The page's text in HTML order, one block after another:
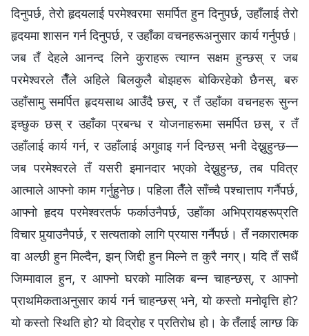
दिनुपर्छ, तेरो हृदयलाई परमेश्‍वरमा समर्पित हुन दिनुपर्छ, उहाँलाई तेरो
हृदयमा शासन गर्न दिनुपर्छ, र उहाँका वचनहरूअनुसार कार्य गर्नुपर्छ।
जब तँ देहले आनन्द लिने कुराहरू त्याग्न सक्षम हुन्छस् र जब
परमेश्‍वरले तैँले अहिले बिलकुलै बोझहरू बोकिरहेको छैनस्, बरु
उहाँसामु समर्पित हृदयसाथ आउँदै छस्, र तँ उहाँका वचनहरू सुन्न
इच्छुक छस् र उहाँका प्रबन्ध र योजनाहरूमा समर्पित छस्, र तँ
उहाँलाई कार्य गर्न, र उहाँलाई अगुवाइ गर्न दिन्छस् भनी देख्नुहुन्छ—
जब परमेश्‍वरले तँ यसरी इमानदार भएको देख्नुहुन्छ, तब पवित्र
आत्माले आफ्नो काम गर्नुहुनेछ। पहिला तैँले साँच्चै पश्चात्ताप गर्नैपर्छ,
आफ्नो हृदय परमेश्‍वरतर्फ फर्काउनैपर्छ, उहाँका अभिप्रायहरूप्रति
विचार पुर्‍याउनैपर्छ, र सत्यताको लागि प्रयास गर्नैपर्छ। तँ नकारात्मक
वा अल्छी हुन मिल्दैन, झन् जिद्दी हुन मिल्ने त कुरै नगर्। यदि तँ सधैं
जिम्‍मावाल हुन, र आफ्नो घरको मालिक बन्न चाहन्छस्, र आफ्नो
प्राथमिकताअनुसार कार्य गर्न चाहन्छस् भने, यो कस्तो मनोवृत्ति हो?
यो कस्तो स्थिति हो? यो विद्रोह र प्रतिरोध हो। के तँलाई लाग्छ कि